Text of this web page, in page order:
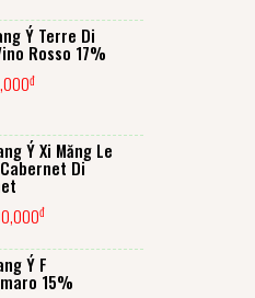
Ý Terre Di
Rosso 17%
đ
Ý Xi Măng Le
Di
đ
Ý F
15%